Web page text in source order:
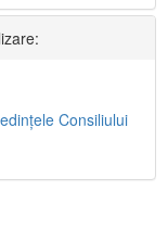
Consiliului